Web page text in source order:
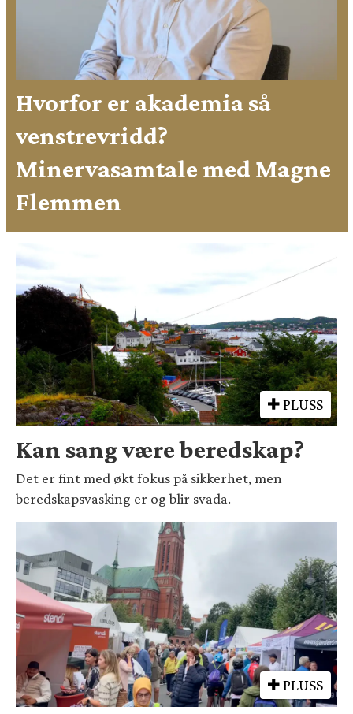
Hvorfor er akademia så
venstrevridd?
Minervasamtale med Magne
Flemmen
PLUSS
Kan sang være beredskap?
Det er fint med økt fokus på sikkerhet, men
beredskapsvasking er og blir svada.
PLUSS